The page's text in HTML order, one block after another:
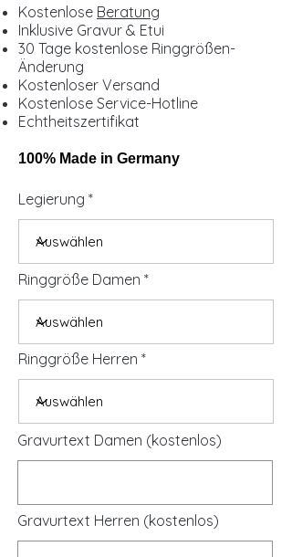
Kostenlose Beratung
Inklusive Gravur & Etui
30 Tage kostenlose Ringgrößen-
Änderung
Kostenloser Versand
Kostenlose Service-Hotline
Echtheitszertifikat
100% Made in Germany
Legierung
Ringgröße Damen
Ringgröße Herren
Gravurtext Damen (kostenlos)
Gravurtext Herren (kostenlos)